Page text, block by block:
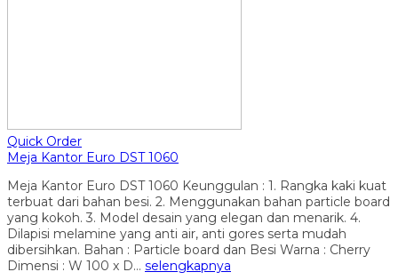
Quick Order
Meja Kantor Euro DST 1060
Meja Kantor Euro DST 1060 Keunggulan : 1. Rangka kaki kuat
terbuat dari bahan besi. 2. Menggunakan bahan particle board
yang kokoh. 3. Model desain yang elegan dan menarik. 4.
Dilapisi melamine yang anti air, anti gores serta mudah
dibersihkan. Bahan : Particle board dan Besi Warna : Cherry
Dimensi : W 100 x D… selengkapnya